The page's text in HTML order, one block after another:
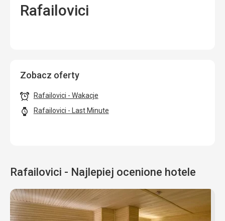
Rafailovici
Zobacz oferty
Rafailovici - Wakacje
Rafailovici - Last Minute
Rafailovici - Najlepiej ocenione hotele